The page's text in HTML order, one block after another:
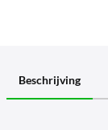
Beschrijving